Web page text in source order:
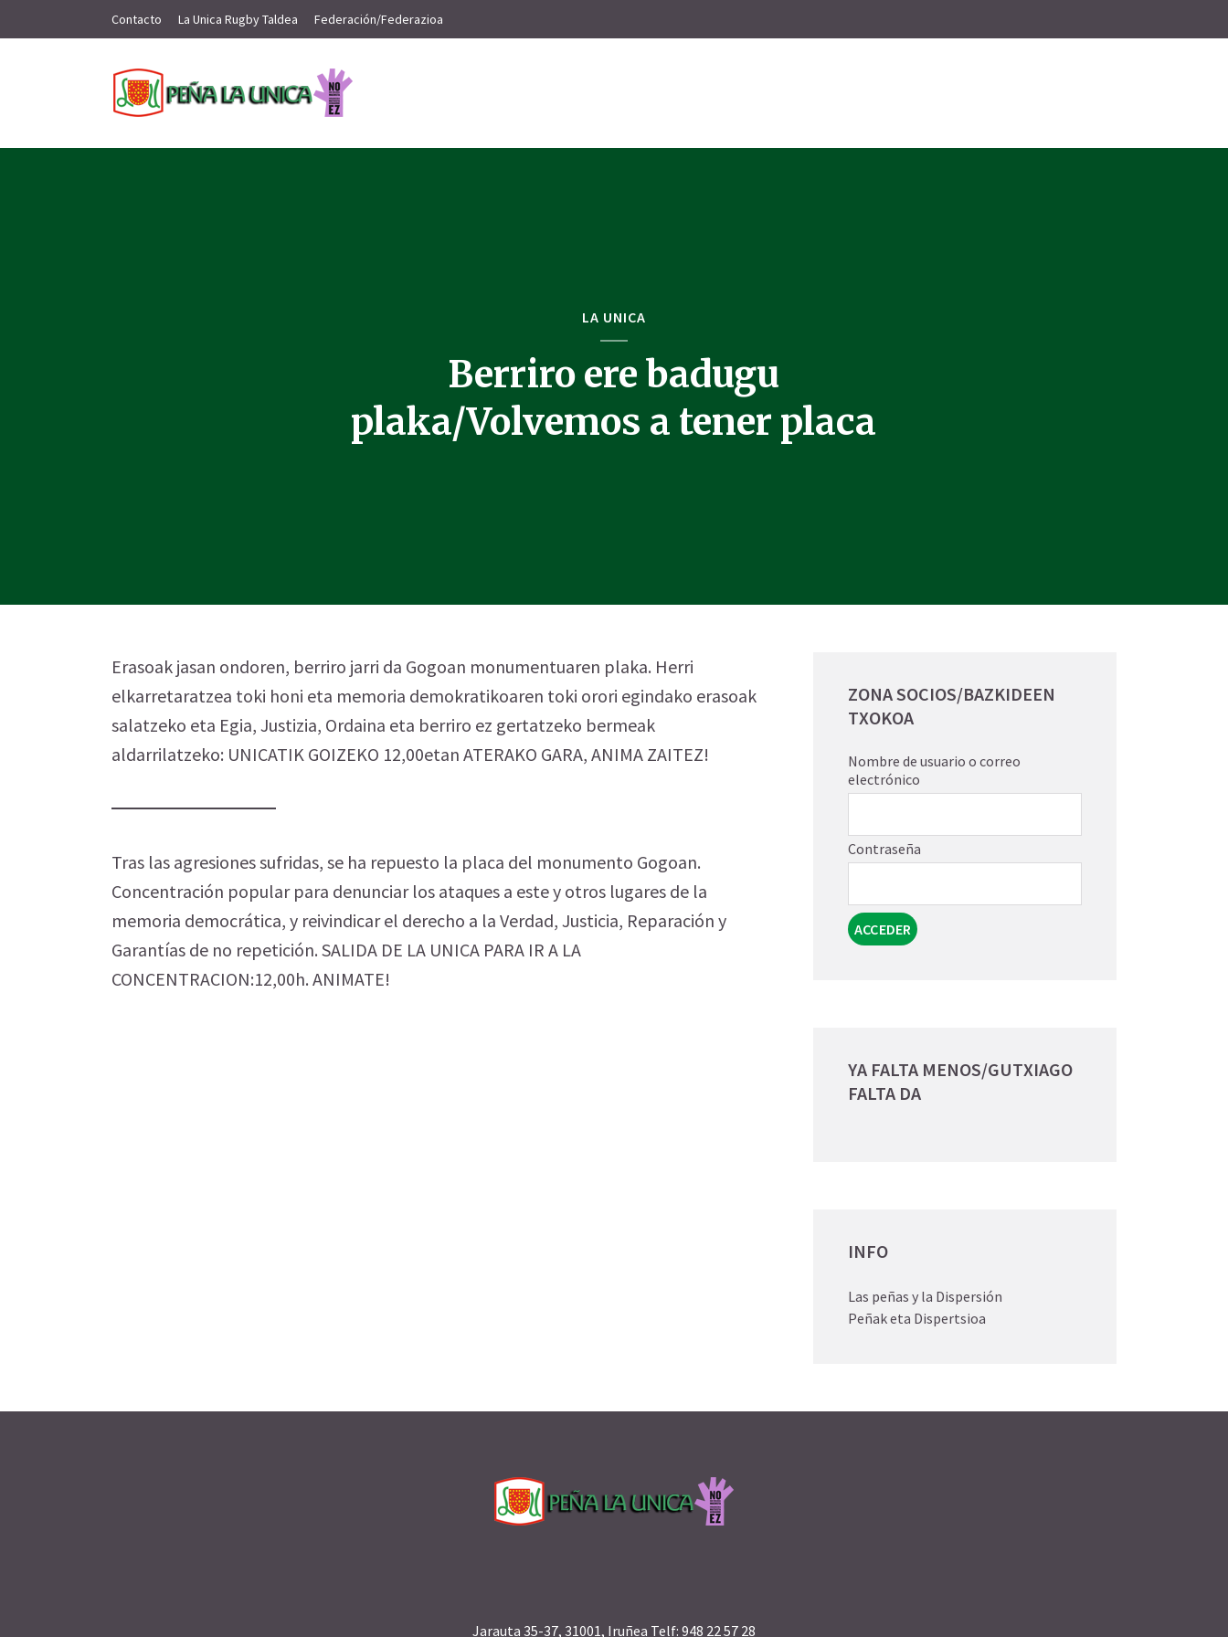
Contacto La Unica Rugby Taldea Federación/Federazioa
LA UNICA
Berriro ere badugu
plaka/Volvemos a tener placa
Erasoak jasan ondoren, berriro jarri da Gogoan monumentuaren plaka. Herri
elkarretaratzea toki honi eta memoria demokratikoaren toki orori egindako erasoak
salatzeko eta Egia, Justizia, Ordaina eta berriro ez gertatzeko bermeak
aldarrilatzeko: UNICATIK GOIZEKO 12,00etan ATERAKO GARA, ANIMA ZAITEZ!
Tras las agresiones sufridas, se ha repuesto la placa del monumento Gogoan.
Concentración popular para denunciar los ataques a este y otros lugares de la
memoria democrática, y reivindicar el derecho a la Verdad, Justicia, Reparación y
Garantías de no repetición. SALIDA DE LA UNICA PARA IR A LA
CONCENTRACION:12,00h. ANIMATE!
ZONA SOCIOS/BAZKIDEEN
TXOKOA
Nombre de usuario o correo
electrónico
Contraseña
YA FALTA MENOS/GUTXIAGO
FALTA DA
INFO
Las peñas y la Dispersión
Peñak eta Dispertsioa
Jarauta 35-37, 31001, Iruñea Telf: 948 22 57 28